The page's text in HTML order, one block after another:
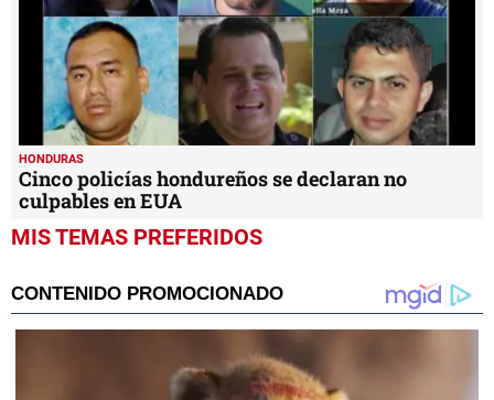
HONDURAS
Cinco policías hondureños se declaran no
culpables en EUA
MIS TEMAS PREFERIDOS